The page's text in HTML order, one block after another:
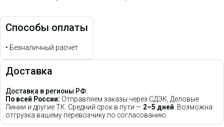
Способы оплаты
• Безналичный расчет
Доставка
Доставка в регионы РФ:
По всей России: Отправляем заказы через СДЭК, Деловые
Линии и другие ТК. Средний срок в пути — 2–5 дней. Возможна
отгрузка вашему перевозчику по согласованию.